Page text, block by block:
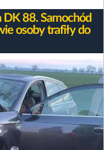
DK 88. Samochód
osoby trafiły do